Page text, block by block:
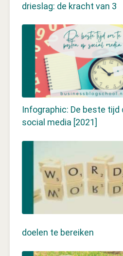
drieslag: de kracht van 3
Infographic: De beste
social media [2021]
doelen te bereiken